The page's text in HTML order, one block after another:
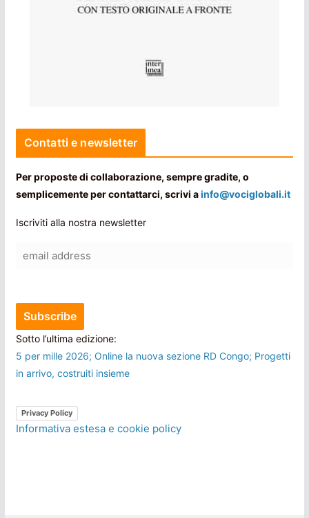
Contatti e newsletter
Per proposte di collaborazione, sempre gradite, o
semplicemente per contattarci, scrivi ainfo@vociglobali.it
Iscriviti alla nostra newsletter
Sotto l’ultima edizione:
5 per mille 2026; Online la nuova sezione RD Congo; Progetti
in arrivo, costruiti insieme
Privacy Policy
Informativa estesa e cookie policy